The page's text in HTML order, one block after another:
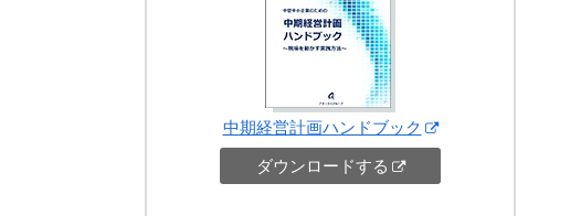
中期経営計画ハンドブック
ダウンロードする